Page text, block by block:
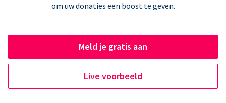
om uw donaties een boost te geven.
Meld je gratis aan
Live voorbeeld